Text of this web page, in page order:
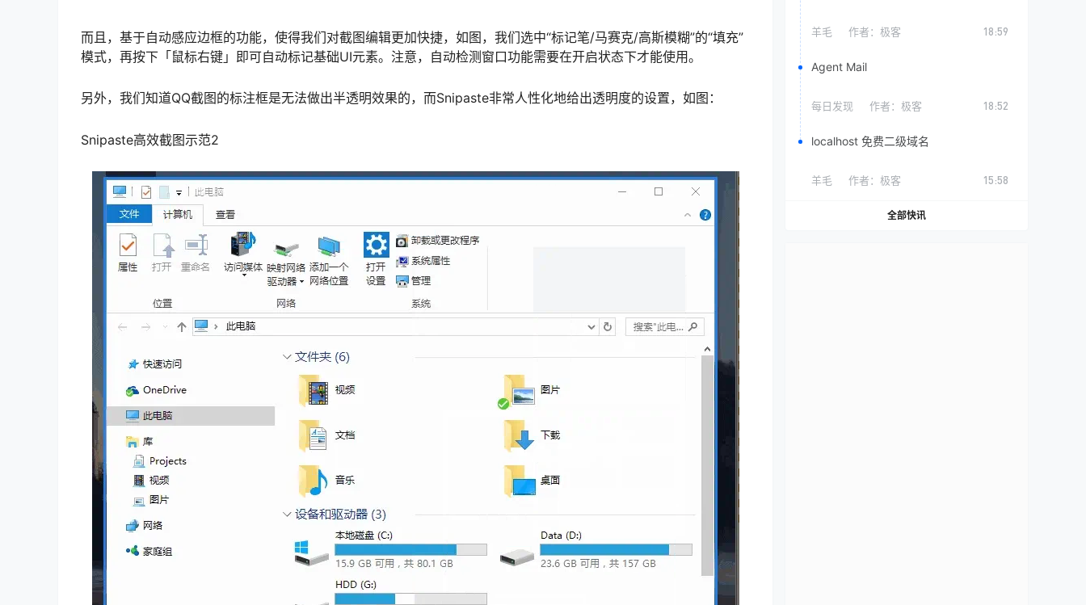
而且，基于自动感应边框的功能，使得我们对截图编辑更加快捷，如图，我们选中“标记笔/马赛克/高斯模糊”的“填充”
模式，再按下「鼠标右键」即可自动标记基础UI元素。注意，自动检测窗口功能需要在开启状态下才能使用。
另外，我们知道QQ截图的标注框是无法做出半透明效果的，而Snipaste非常人性化地给出透明度的设置，如图：
Snipaste高效截图示范2
羊毛 作者： 极客 18:59
Agent Mail
每日发现 作者： 极客 18:52
localhost 免费二级域名
羊毛 作者： 极客 15:58
全部快讯